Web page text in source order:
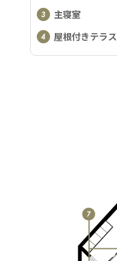
主寝室
屋根付きテラス